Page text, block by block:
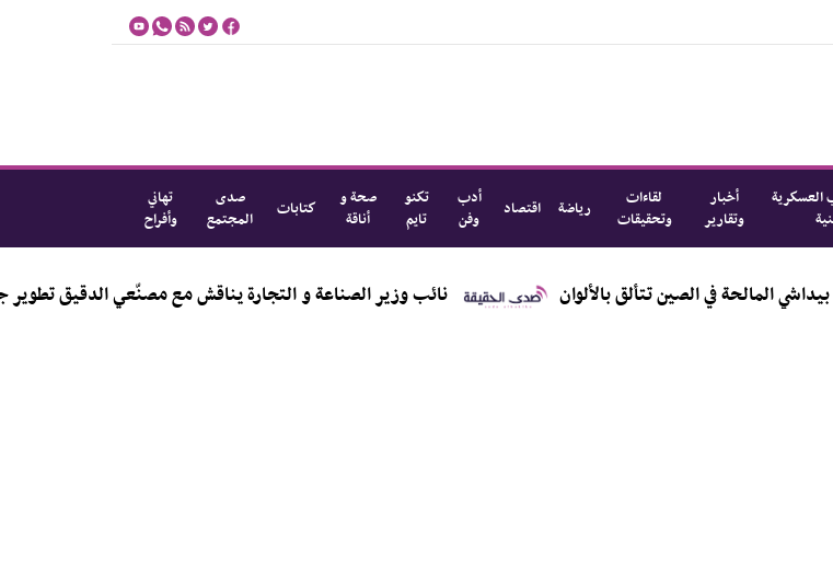
العسكرية
أخبار
وتقارير
لقاءات
وتحقيقات
رياضة اقتصاد
أدب
وفن
تكنو
تايم
صحة و
أناقة
كتابات
صدى
المجتمع
تهاني
وأفراح
بحيرة بيداشي المالحة في الصين تتألق بالألوان نائب وزير الصناعة و التجارة يناقش